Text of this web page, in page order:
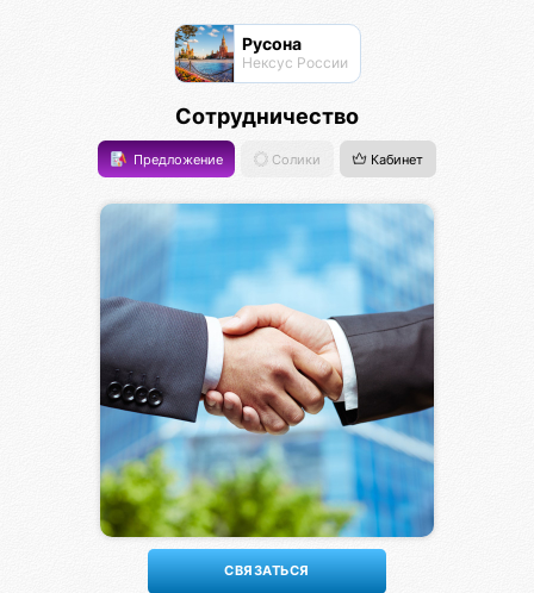
Русона
Нексус России
Сотрудничество
Предложение Солики Кабинет